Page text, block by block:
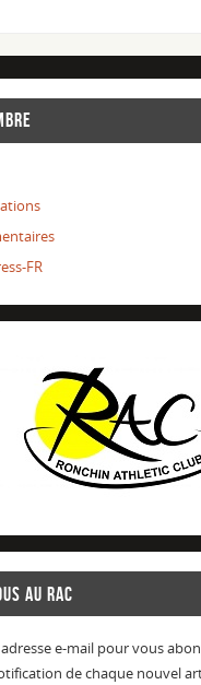
FR
AU RAC
e-mail pour vous
de chaque nouvel